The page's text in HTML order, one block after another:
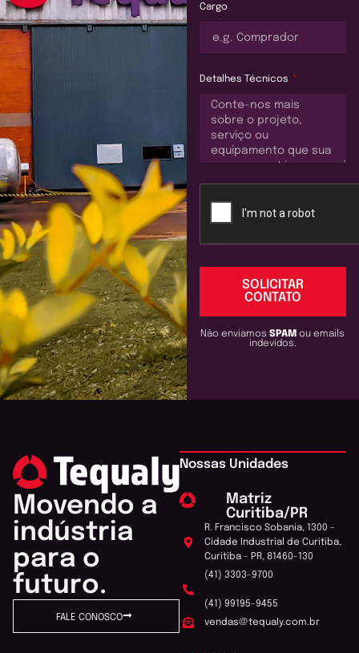
Cargo
Detalhes Técnicos
SOLICITAR
CONTATO
Não enviamosSPAMou emails
indevidos.
Movendo a
indústria
para o
futuro.
FALE CONOSCO
Nossas Unidades
Matriz
Curitiba/PR
R. Francisco Sobania, 1300 -
Cidade Industrial de Curitiba,
Curitiba - PR, 81460-130
(41) 3303-9700
(41) 99195-9455
vendas@tequaly.com.br